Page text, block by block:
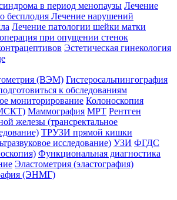
в период менопаузы Лечение
бесплодия Лечение нарушений
Лечение патологии шейки матки
при опущении стенок
Эстетическая гинекология
(ВЭМ) Гистеросальпингография
к обследованиям
мониторирование Колоноскопия
Маммография МРТ Рентген
железы (трансректальное
ТРУЗИ прямой кишки
исследование) УЗИ ФГДС
Функциональная диагностика
Эластометрия (эластография)
(ЭНМГ)